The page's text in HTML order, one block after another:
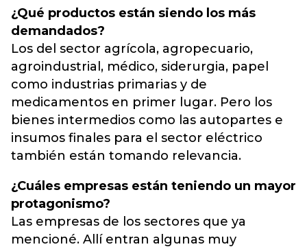
¿Qué productos están siendo los más
demandados?
Los del sector agrícola, agropecuario,
agroindustrial, médico, siderurgia, papel
como industrias primarias y de
medicamentos en primer lugar. Pero los
bienes intermedios como las autopartes e
insumos finales para el sector eléctrico
también están tomando relevancia.
¿Cuáles empresas están teniendo un mayor
protagonismo?
Las empresas de los sectores que ya
mencioné. Allí entran algunas muy